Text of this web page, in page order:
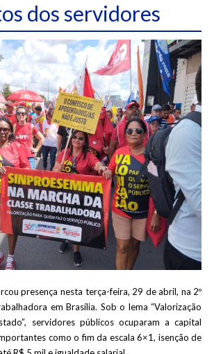
dos servidores
presença nesta terça-feira, 29 de abril, na 2º
em Brasília. Sob o lema “Valorização
servidores públicos ocuparam a capital
como o fim da escala 6×1, isenção de